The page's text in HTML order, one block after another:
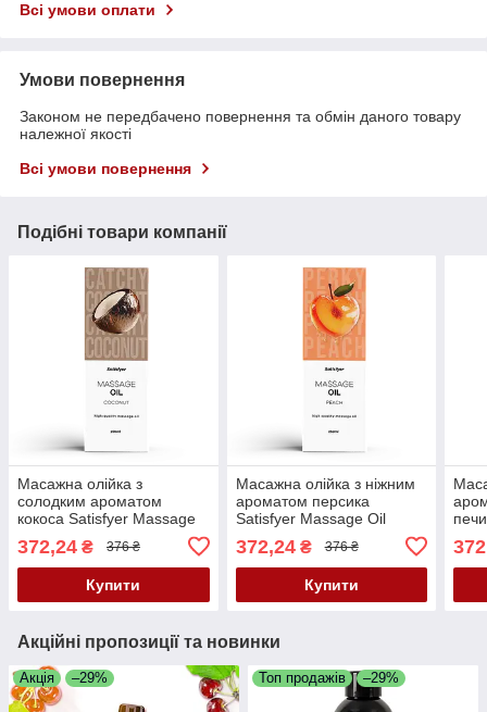
Всі умови оплати
Умови повернення
Законом не передбачено повернення та обмін даного товару
належної якості
Всі умови повернення
Подібні товари компанії
Масажна олійка з
солодким ароматом
кокоса Satisfyer Massage
(термін по 04.2027)
372,24 ₴ 376 ₴
Купити
Масажна олійка з ніжним
ароматом персика
Satisfyer Massage Oil
Peach, 250 мл (термін по
04.2027)
372,24₴ 376 ₴
Купити
мл
Акційні пропозиції та новинки
Акція –29% Топ продажів –29%